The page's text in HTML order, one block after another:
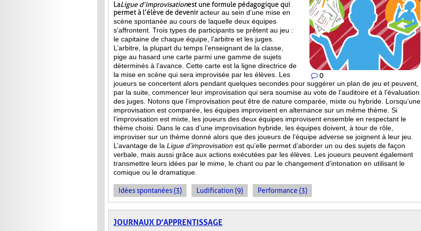
0
LaLigue d’improvisationest une formule pédagogique qui
permet à l’élève de deveniracteur au sein d’une mise en
scène spontanée au cours de laquelle deux équipes
s’affrontent. Trois types de participants se prêtent au jeu :
le capitaine de chaque équipe, l’arbitre et les juges.
L’arbitre, la plupart du temps l’enseignant de la classe,
pige au hasard une carte parmi une gamme de sujets
déterminés à l’avance. Cette carte est la ligne directrice de
la mise en scène qui sera improvisée par les élèves. Les
joueurs se concertent alors pendant quelques secondes pour suggérer un plan de jeu et peuvent,
par la suite, commencer leur improvisation qui sera soumise au vote de l’auditoire et à l’évaluation
des juges. Notons que l’improvisation peut être de nature comparée, mixte ou hybride. Lorsqu’une
improvisation est comparée, les équipes improvisent en alternance sur un même thème. Si
l’improvisation est mixte, les joueurs des deux équipes improvisent ensemble en respectant le
thème choisi. Dans le cas d’une improvisation hybride, les équipes doivent, à tour de rôle,
improviser sur un thème donné alors que des joueurs de l’équipe adverse se joignent à leur jeu.
L’avantage de la Ligue d’improvisation est qu’elle permet d’aborder un ou des sujets de façon
verbale, mais aussi grâce aux actions exécutées par les élèves. Les joueurs peuvent également
transmettre leurs idées par le mime, le chant ou par le changement d’intonation en utilisant le
comique ou le dramatique.
Idées spontanées (3) Ludification (9) Performance (3)
JOURNAUX D'APPRENTISSAGE